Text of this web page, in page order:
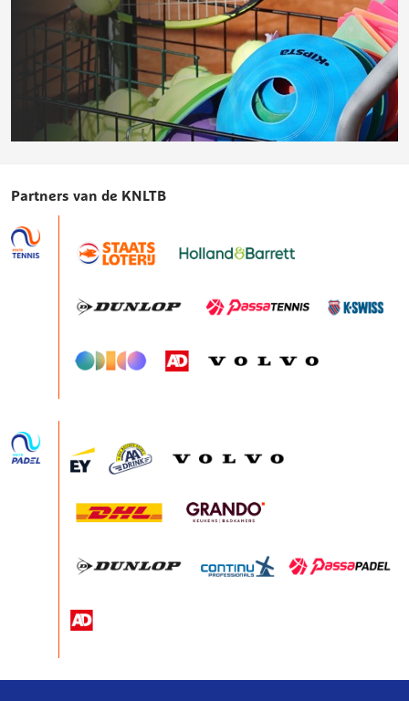
deze
pagina
Partners van de KNLTB